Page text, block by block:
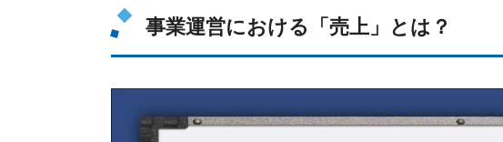
事業運営における「売上」とは？